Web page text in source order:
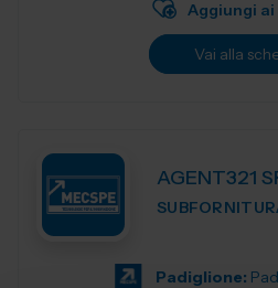
Aggiungi
Vai alla
AGENT321
Padiglione: